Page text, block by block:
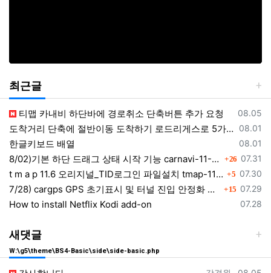
최근글
등록일
08.05
티맵 카내비 하단바에 경로취소 단축버튼 추가 요청
등록일
08.01
도착거리 단축에 절반이동 도착하기 로드리게스로 5가지를 한 번에 배우세요
등록일
08.01
한글키보드 배열
등록일
07.31
8/02)기본 하단 드래그 상태 시작 기능 carnavi-11-6-0-3944_cargps_260802.apk 댓글
26
등록일
07.30
t m a p 11.6 오리지널_TID로그인 파일설치 tmap-11-6-0-3944_org signed.apk 댓글
5
등록일
07.29
7/28) cargps GPS 초기표시 및 터널 진입 안정화 개선 carnavi-11-4-2-3880_cargps_260728.apk 댓글
15
등록일
07.28
How to install Netflix Kodi add-on
새댓글
W:\g5\theme\BS4-Basic\side\side-basic.php